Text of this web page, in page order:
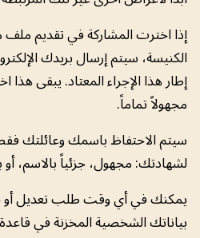
إذا اخترت المشاركة في تقديم
الكنيسة، سيتم إرسال بريدك
إطار هذا الإجراء المعتاد. يبقى هذا
مجهولاً تماماً.
سيتم الاحتفاظ باسمك وعائلتك فقط
لشهادتك: مجهول، جزئياً بالاسم، أو
يمكنك في أي وقت طلب تعديل
بياناتك الشخصية المخزنة في قاعدة